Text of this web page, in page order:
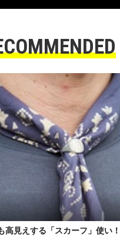
高見えする「スカーフ」使い